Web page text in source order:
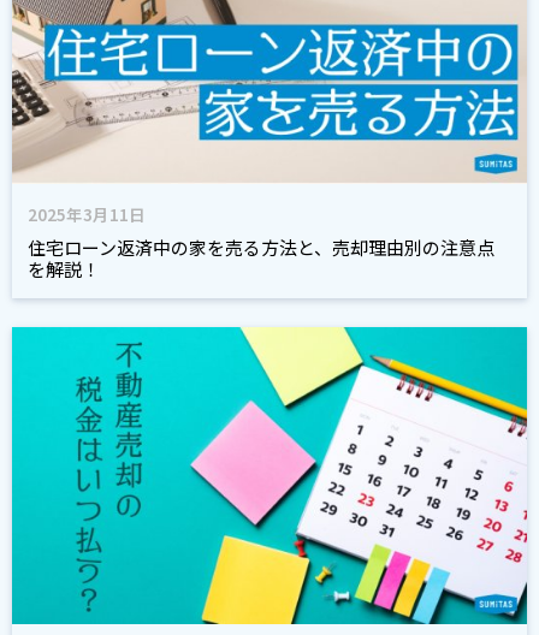
2025年3月11日
住宅ローン返済中の家を売る方法と、売却理由別の注意点
を解説！